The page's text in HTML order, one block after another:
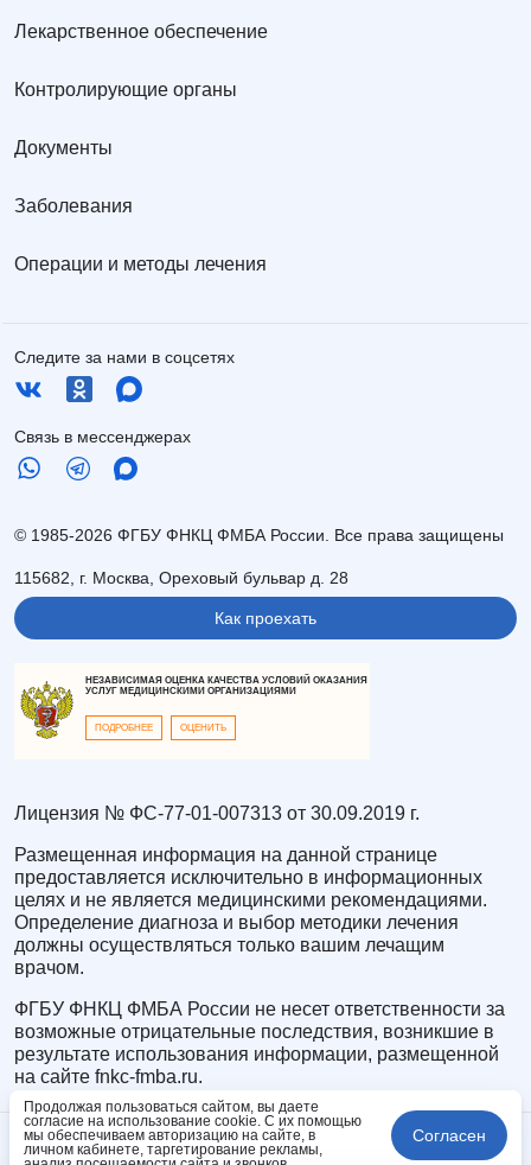
Лекарственное обеспечение
Контролирующие органы
Документы
Заболевания
Операции и методы лечения
Следите за нами в соцсетях
Связь в мессенджерах
© 1985-2026 ФГБУ ФНКЦ ФМБА России. Все права защищены
115682, г. Москва, Ореховый бульвар д. 28
Как проехать
НЕЗАВИСИМАЯ ОЦЕНКА КАЧЕСТВА УСЛОВИЙ ОКАЗАНИЯ
УСЛУГ МЕДИЦИНСКИМИ ОРГАНИЗАЦИЯМИ
ПОДРОБНЕЕ ОЦЕНИТЬ
Лицензия № ФС-77-01-007313 от 30.09.2019 г.
Размещенная информация на данной странице
предоставляется исключительно в информационных
целях и не является медицинскими рекомендациями.
Определение диагноза и выбор методики лечения
должны осуществляться только вашим лечащим
врачом.
ФГБУ ФНКЦ ФМБА России не несет ответственности за
возможные отрицательные последствия, возникшие в
результате использования информации, размещенной
на сайте fnkc-fmba.ru.
Продолжая пользоваться сайтом, вы даете
согласие на использование cookie. С их помощью
мы обеспечиваем авторизацию на сайте, в
личном кабинете, таргетирование рекламы,
Согласен